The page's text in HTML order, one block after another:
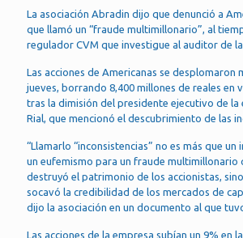
La asociación Abradin dijo que denunció a
que llamó un “fraude multimillonario”, al
regulador CVM que investigue al auditor de
Las acciones de Americanas se desplomaron
jueves, borrando 8,400 millones de reales en
tras la dimisión del presidente ejecutivo de la
Rial, que mencionó el descubrimiento de las
“Llamarlo “inconsistencias” no es más que
un eufemismo para un fraude multimillonario
destruyó el patrimonio de los accionistas,
socavó la credibilidad de los mercados de
dijo la asociación en un documento al que
Las acciones de la empresa subían un 9% en